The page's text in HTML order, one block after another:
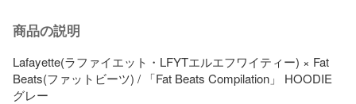
商品の説明
Lafayette(ラファイエット・LFYTエルエフワイティー) × Fat
Beats(ファットビーツ) / 「Fat Beats Compilation」 HOODIE
グレー